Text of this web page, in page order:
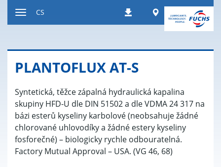
StahováníWorldwide
CS
PLAN­TOFLUX AT-S
Syntetická, těžce zápalná hydraulická kapalina
skupiny HFD-U dle DIN 51502 a dle VDMA 24 317 na
bázi esterů kyseliny karbolové (neobsahuje žádné
chlorované uhlovodíky a žádné estery kyseliny
fosforečné) – biologicky rychle odbouratelná.
Factory Mutual Approval – USA. (VG 46, 68)